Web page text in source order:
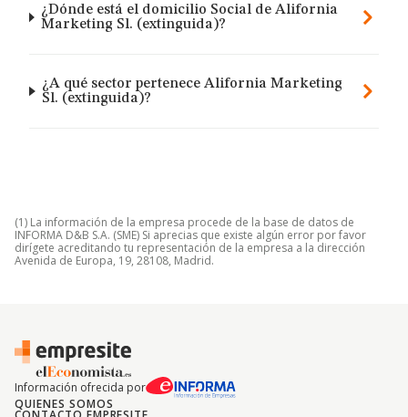
¿Dónde está el domicilio Social de Alifornia
Marketing Sl. (extinguida)?
¿A qué sector pertenece Alifornia Marketing
Sl. (extinguida)?
(1) La información de la empresa procede de la base de datos de
INFORMA D&B S.A. (SME) Si aprecias que existe algún error por favor
dirígete acreditando tu representación de la empresa a la dirección
Avenida de Europa, 19, 28108, Madrid.
Información ofrecida por
QUIENES SOMOS